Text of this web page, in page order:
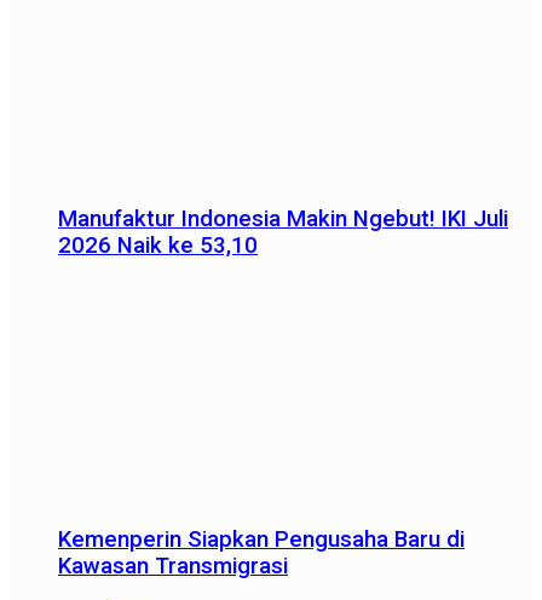
Manufaktur Indonesia Makin Ngebut! IKI Juli
2026 Naik ke 53,10
Kemenperin Siapkan Pengusaha Baru di
Kawasan Transmigrasi